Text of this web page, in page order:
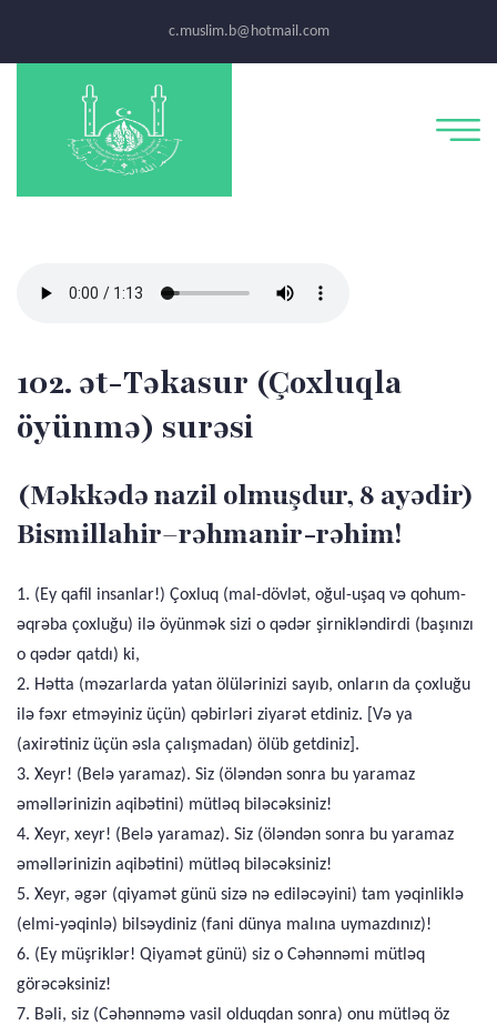
c.muslim.b@hotmail.com
102. ət-Təkasur (Çoxluqla
öyünmə) surəsi
(Məkkədə nazil olmuşdur, 8 ayədir)
Bismillahir–rəhmanir-rəhim!
1. (Ey qafil insanlar!) Çoxluq (mal-dövlət, oğul-uşaq və qohum-
əqrəba çoxluğu) ilə öyünmək sizi o qədər şirnikləndirdi (başınızı
o qədər qatdı) ki,
2. Hətta (məzarlarda yatan ölülərinizi sayıb, onların da çoxluğu
ilə fəxr etməyiniz üçün) qəbirləri ziyarət etdiniz. [Və ya
(axirətiniz üçün əsla çalışmadan) ölüb getdiniz].
3. Xeyr! (Belə yaramaz). Siz (öləndən sonra bu yaramaz
əməllərinizin aqibətini) mütləq biləcəksiniz!
4. Xeyr, xeyr! (Belə yaramaz). Siz (öləndən sonra bu yaramaz
əməllərinizin aqibətini) mütləq biləcəksiniz!
5. Xeyr, əgər (qiyamət günü sizə nə ediləcəyini) tam yəqinliklə
(elmi-yəqinlə) bilsəydiniz (fani dünya malına uymazdınız)!
6. (Ey müşriklər! Qiyamət günü) siz o Cəhənnəmi mütləq
görəcəksiniz!
7. Bəli, siz (Cəhənnəmə vasil olduqdan sonra) onu mütləq öz